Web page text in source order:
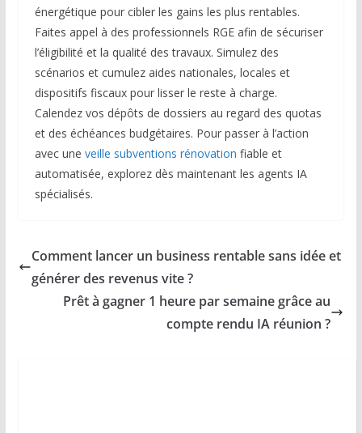
énergétique pour cibler les gains les plus rentables.
Faites appel à des professionnels RGE afin de sécuriser
l’éligibilité et la qualité des travaux. Simulez des
scénarios et cumulez aides nationales, locales et
dispositifs fiscaux pour lisser le reste à charge.
Calendez vos dépôts de dossiers au regard des quotas
et des échéances budgétaires. Pour passer à l’action
avec une veille subventions rénovation fiable et
automatisée, explorez dès maintenant les agents IA
spécialisés.
Comment lancer un business rentable sans idée et
générer des revenus vite ?
Prêt à gagner 1 heure par semaine grâce au
compte rendu IA réunion ?